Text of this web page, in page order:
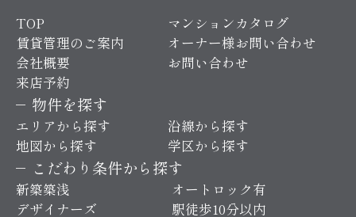
TOP
マンションカタログ
賃貸管理のご案内
オーナー様お問い合わせ
会社概要
お問い合わせ
来店予約
物件を探す
エリアから探す
沿線から探す
地図から探す
学区から探す
こだわり条件から探す
新築築浅
デザイナーズ
オートロック有
駅徒歩10分以内